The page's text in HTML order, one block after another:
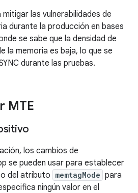
las vulnerabilidades de
durante la producción en bases
se sabe que la densidad de
la memoria es baja, lo que se
durante las pruebas.
MTE
los cambios de
se pueden usar para establecer
del atributo memtagMode para
ningún valor en el